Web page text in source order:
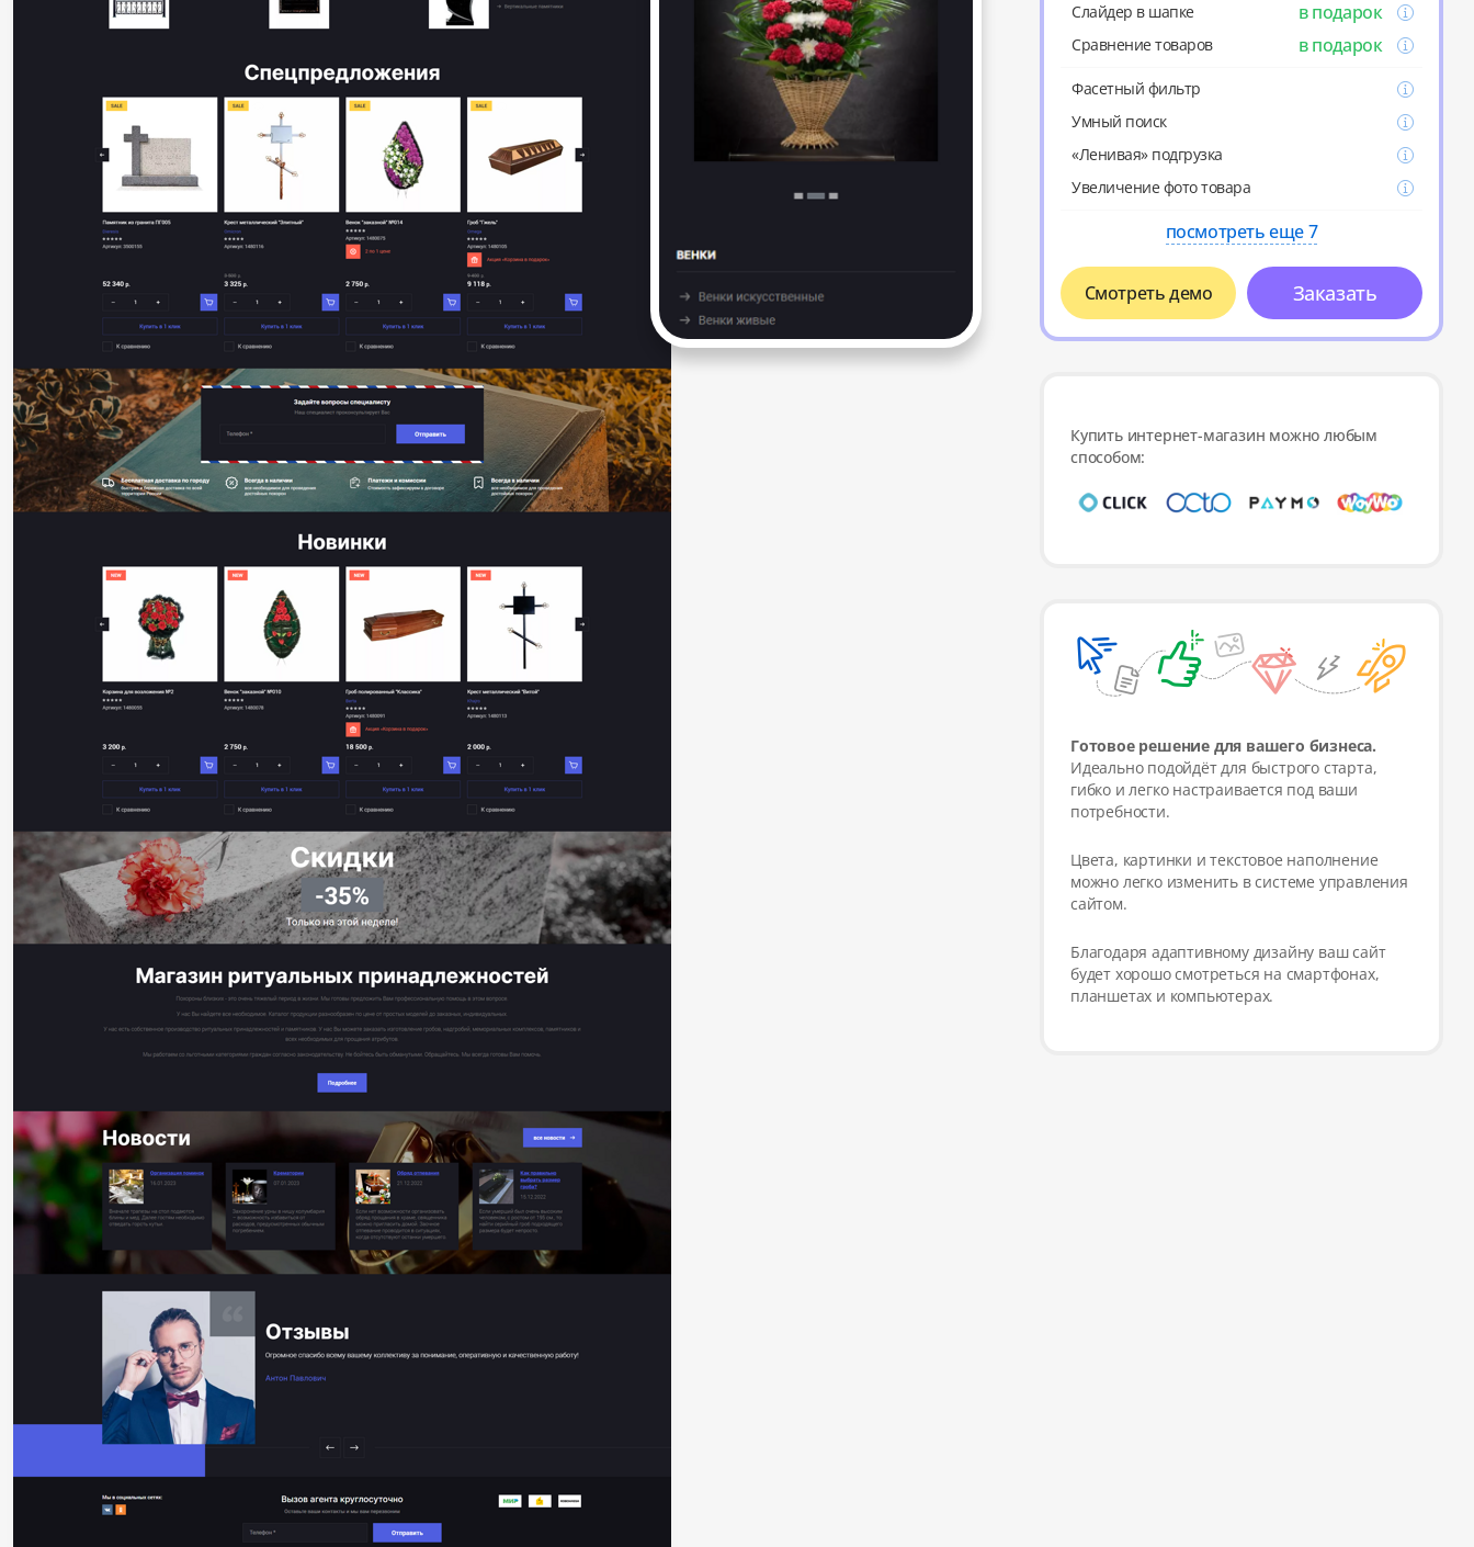
Слайдер в шапке в подарок
Cравнение товаров в подарок
Фасетный фильтр
Умный поиск
«Ленивая» подгрузка
Увеличение фото товара
посмотреть еще 7
Смотреть демо Заказать
Купить интернет-магазин можно любым
способом:
Готовое решение для вашего бизнеса.
Идеально подойдёт для быстрого старта,
гибко и легко настраивается под ваши
потребности.
Цвета, картинки и текстовое наполнение
можно легко изменить в системе управления
сайтом.
Благодаря адаптивному дизайну ваш сайт
будет хорошо смотреться на смартфонах,
планшетах и компьютерах.